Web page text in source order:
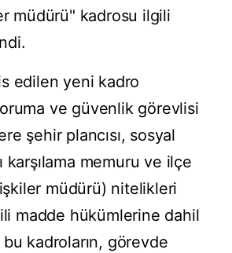
müdürü" kadrosu ilgili
edilen yeni kadro
ve güvenlik görevlisi
şehir plancısı, sosyal
karşılama memuru ve ilçe
müdürü) nitelikleri
madde hükümlerine dahil
kadroların, görevde